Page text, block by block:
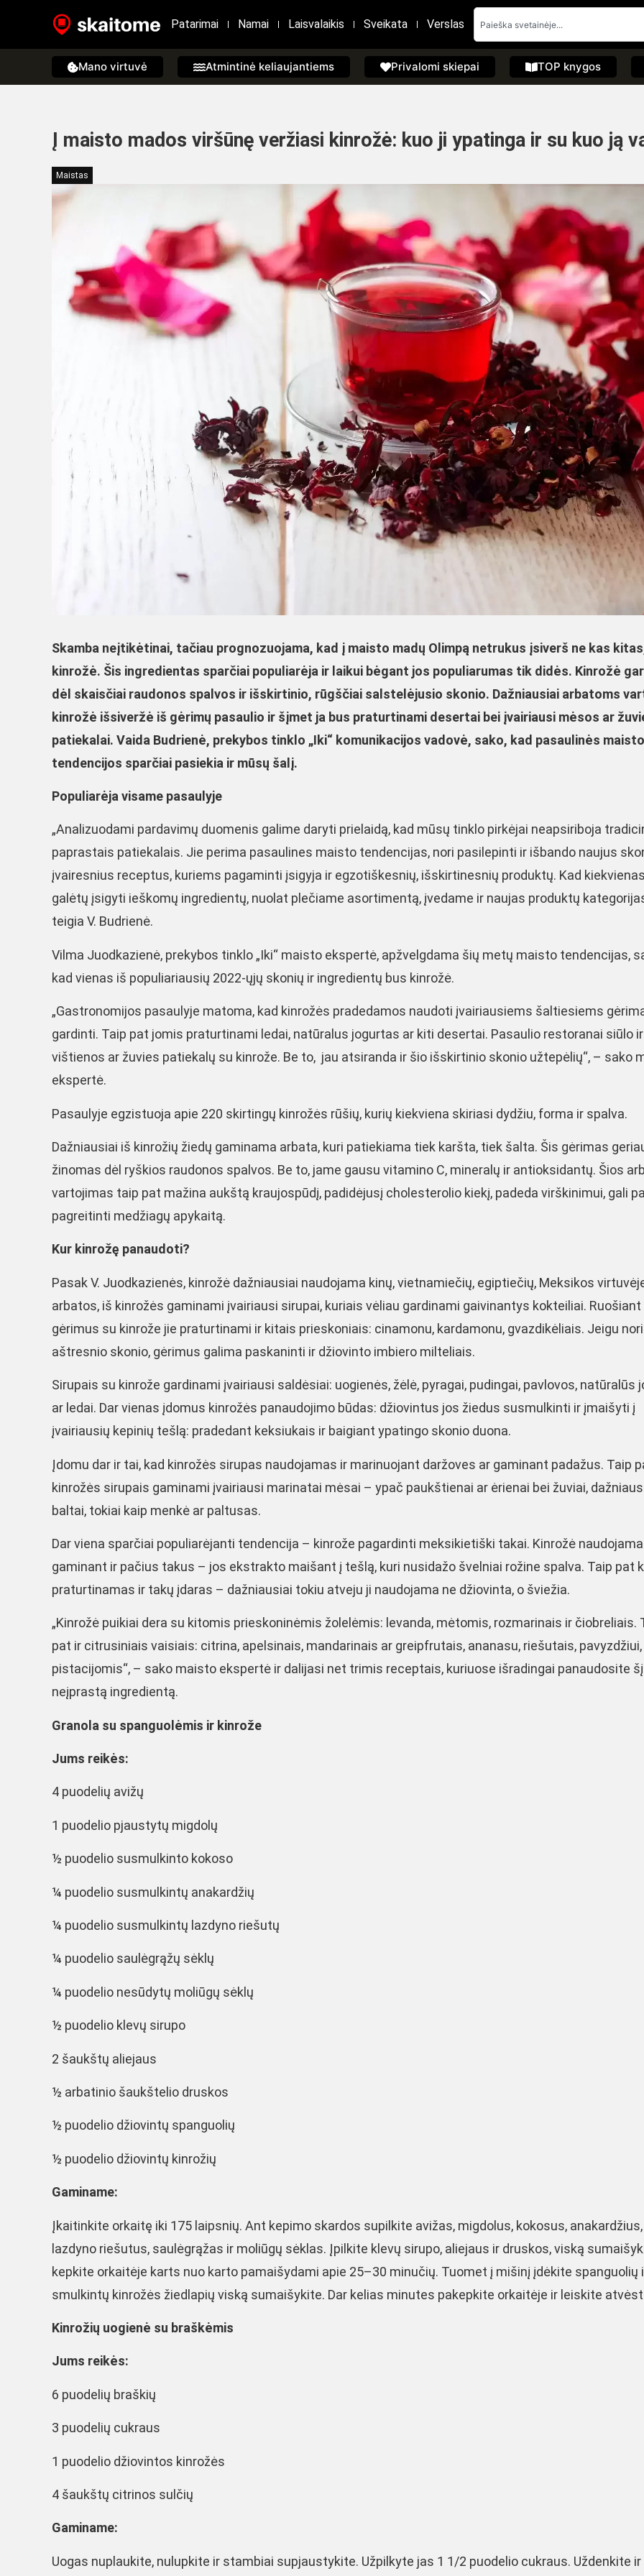
Patarimai Namai Laisvalaikis Sveikata Verslas
Mano virtuvė Atmintinė keliaujantiems Privalomi skiepai TOP knygos
Į maisto mados viršūnę veržiasi kinrožė: kuo ji ypatinga ir su kuo ją
Maistas
Skamba neįtikėtinai, tačiau prognozuojama, kad į maisto madų Olimpą netrukus įsiverš ne kas
kinrožė. Šis ingredientas sparčiai populiarėja ir laikui bėgant jos populiarumas tik didės. Kinrožė
dėl skaisčiai raudonos spalvos ir išskirtinio, rūgščiai salstelėjusio skonio. Dažniausiai arbatoms
kinrožė išsiveržė iš gėrimų pasaulio ir šįmet ja bus praturtinami desertai bei įvairiausi mėsos ar
patiekalai. Vaida Budrienė, prekybos tinklo „Iki“ komunikacijos vadovė, sako, kad pasaulinės maisto
tendencijos sparčiai pasiekia ir mūsų šalį.
Populiarėja visame pasaulyje
„Analizuodami pardavimų duomenis galime daryti prielaidą, kad mūsų tinklo pirkėjai neapsiriboja
paprastais patiekalais. Jie perima pasaulines maisto tendencijas, nori pasilepinti ir išbando naujus
įvairesnius receptus, kuriems pagaminti įsigyja ir egzotiškesnių, išskirtinesnių produktų. Kad
galėtų įsigyti ieškomų ingredientų, nuolat plečiame asortimentą, įvedame ir naujas produktų
teigia V. Budrienė.
Vilma Juodkazienė, prekybos tinklo „Iki“ maisto ekspertė, apžvelgdama šių metų maisto tendencijas,
kad vienas iš populiariausių 2022-ųjų skonių ir ingredientų bus kinrožė.
„Gastronomijos pasaulyje matoma, kad kinrožės pradedamos naudoti įvairiausiems šaltiesiems
gardinti. Taip pat jomis praturtinami ledai, natūralus jogurtas ar kiti desertai. Pasaulio restoranai siūlo ir
vištienos ar žuvies patiekalų su kinrože. Be to, jau atsiranda ir šio išskirtinio skonio užtepėlių“, – sako
ekspertė.
Pasaulyje egzistuoja apie 220 skirtingų kinrožės rūšių, kurių kiekviena skiriasi dydžiu, forma ir spalva.
Dažniausiai iš kinrožių žiedų gaminama arbata, kuri patiekiama tiek karšta, tiek šalta. Šis gėrimas
žinomas dėl ryškios raudonos spalvos. Be to, jame gausu vitamino C, mineralų ir antioksidantų. Šios
vartojimas taip pat mažina aukštą kraujospūdį, padidėjusį cholesterolio kiekį, padeda virškinimui, gali
pagreitinti medžiagų apykaitą.
Kur kinrožę panaudoti?
Pasak V. Juodkazienės, kinrožė dažniausiai naudojama kinų, vietnamiečių, egiptiečių, Meksikos
arbatos, iš kinrožės gaminami įvairiausi sirupai, kuriais vėliau gardinami gaivinantys kokteiliai. Ruošiant
gėrimus su kinrože jie praturtinami ir kitais prieskoniais: cinamonu, kardamonu, gvazdikėliais. Jeigu
aštresnio skonio, gėrimus galima paskaninti ir džiovinto imbiero milteliais.
Sirupais su kinrože gardinami įvairiausi saldėsiai: uogienės, žėlė, pyragai, pudingai, pavlovos, natūralūs
ar ledai. Dar vienas įdomus kinrožės panaudojimo būdas: džiovintus jos žiedus susmulkinti ir įmaišyti į
įvairiausių kepinių tešlą: pradedant keksiukais ir baigiant ypatingo skonio duona.
Įdomu dar ir tai, kad kinrožės sirupas naudojamas ir marinuojant daržoves ar gaminant padažus. Taip
kinrožės sirupais gaminami įvairiausi marinatai mėsai – ypač paukštienai ar ėrienai bei žuviai,
baltai, tokiai kaip menkė ar paltusas.
Dar viena sparčiai populiarėjanti tendencija – kinrože pagardinti meksikietiški takai. Kinrožė naudojama
gaminant ir pačius takus – jos ekstrakto maišant į tešlą, kuri nusidažo švelniai rožine spalva. Taip pat
praturtinamas ir takų įdaras – dažniausiai tokiu atveju ji naudojama ne džiovinta, o šviežia.
„Kinrožė puikiai dera su kitomis prieskoninėmis žolelėmis: levanda, mėtomis, rozmarinais ir čiobreliais.
pat ir citrusiniais vaisiais: citrina, apelsinais, mandarinais ar greipfrutais, ananasu, riešutais, pavyzdžiui,
pistacijomis“, – sako maisto ekspertė ir dalijasi net trimis receptais, kuriuose išradingai panaudosite šį
neįprastą ingredientą.
Granola su spanguolėmis ir kinrože
Jums reikės:
4 puodelių avižų
1 puodelio pjaustytų migdolų
½ puodelio susmulkinto kokoso
¼ puodelio susmulkintų anakardžių
¼ puodelio susmulkintų lazdyno riešutų
¼ puodelio saulėgrąžų sėklų
¼ puodelio nesūdytų moliūgų sėklų
½ puodelio klevų sirupo
2 šaukštų aliejaus
½ arbatinio šaukštelio druskos
½ puodelio džiovintų spanguolių
½ puodelio džiovintų kinrožių
Gaminame:
Įkaitinkite orkaitę iki 175 laipsnių. Ant kepimo skardos supilkite avižas, migdolus, kokosus, anakardžius,
lazdyno riešutus, saulėgrąžas ir moliūgų sėklas. Įpilkite klevų sirupo, aliejaus ir druskos, viską
kepkite orkaitėje karts nuo karto pamaišydami apie 25–30 minučių. Tuomet į mišinį įdėkite spanguolių
smulkintų kinrožės žiedlapių viską sumaišykite. Dar kelias minutes pakepkite orkaitėje ir leiskite
Kinrožių uogienė su braškėmis
Jums reikės:
6 puodelių braškių
3 puodelių cukraus
1 puodelio džiovintos kinrožės
4 šaukštų citrinos sulčių
Gaminame:
Uogas nuplaukite, nulupkite ir stambiai supjaustykite. Užpilkyte jas 1 1/2 puodelio cukraus. Uždenkite ir